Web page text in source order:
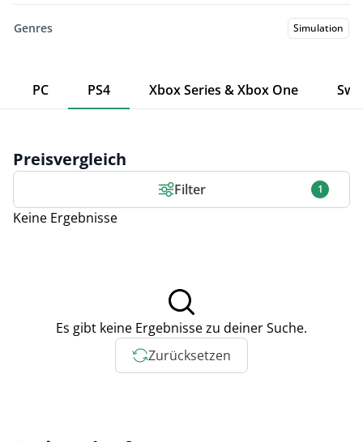
Genres Simulation
PC PS4 Xbox Series & Xbox One
Preisvergleich
Filter 1
Keine Ergebnisse
Es gibt keine Ergebnisse zu deiner Suche.
Zurücksetzen